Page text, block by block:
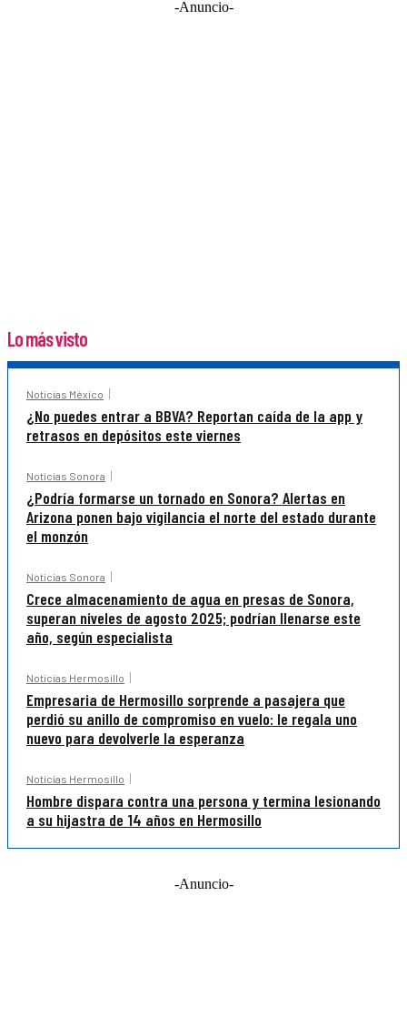
-Anuncio-
Lo más visto
Noticias México
¿No puedes entrar a BBVA? Reportan caída de la app y
retrasos en depósitos este viernes
Noticias Sonora
¿Podría formarse un tornado en Sonora? Alertas en
Arizona ponen bajo vigilancia el norte del estado durante
el monzón
Noticias Sonora
Crece almacenamiento de agua en presas de Sonora,
superan niveles de agosto 2025; podrían llenarse este
año, según especialista
Noticias Hermosillo
Empresaria de Hermosillo sorprende a pasajera que
perdió su anillo de compromiso en vuelo: le regala uno
nuevo para devolverle la esperanza
Noticias Hermosillo
Hombre dispara contra una persona y termina lesionando
a su hijastra de 14 años en Hermosillo
-Anuncio-